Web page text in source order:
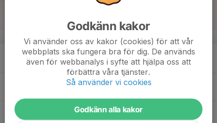
18:00
19:00
Is med fys efter
Ishallen Nittorp
19
Godkänn kakor
Vi använder oss av kakor (cookies) för att vår
webbplats ska fungera bra för dig. De används
även för webbanalys i syfte att hjälpa oss att
förbättra våra tjänster.
Så använder vi cookies
Godkänn alla kakor